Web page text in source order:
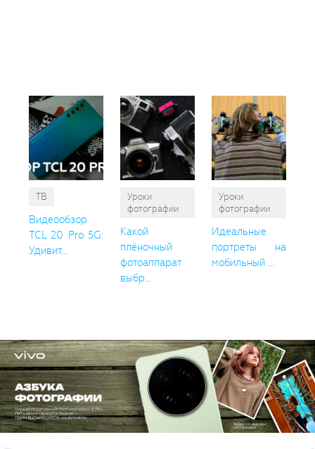
ТВ
Видеообзор
TCL 20 Pro 5G:
Удивит...
Уроки
фотографии
Какой
плёночный
фотоаппарат
выбр...
Уроки
фотографии
Идеальные
портреты на
мобильный ...